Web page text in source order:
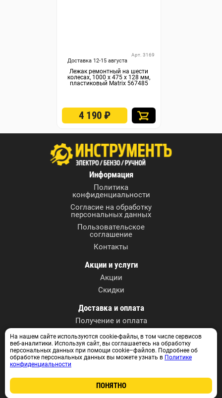
Доставка 12-15 августа
Арт. 3169
Лежак ремонтный на шести
колесах, 1000 х 475 х 128 мм,
пластиковый Matrix 567485
4 190₽
Информация
Политика
конфиденциальности
Согласие на обработку
персональных данных
Пользовательское
соглашение
Контакты
Акции и услуги
Акции
Скидки
Доставка и оплата
Получение и оплата
Контактные данные
г. Томск, ул. А. Иванова, 27
+7 (3822) 590-717
info@instrumentvtomske.ru
На нашем сайте используются cookie-файлы, в том числе сервисов
веб-аналитики. Используя сайт, вы соглашаетесь на обработку
персональных данных при помощи cookie–файлов. Подробнее об
обработке персональных данных вы можете узнать в Политике
конфиденциальности
ПОНЯТНО